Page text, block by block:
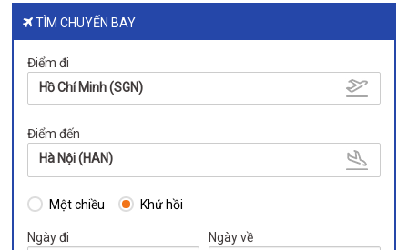
TÌM CHUYẾN BAY
Điểm đi
Hồ Chí Minh (SGN)
Điểm đến
Hà Nội (HAN)
Một chiều Khứ hồi
Ngày đi Ngày về